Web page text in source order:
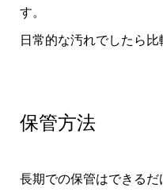
す。
日常的な汚れでしたら比
保管方法
長期での保管はできる